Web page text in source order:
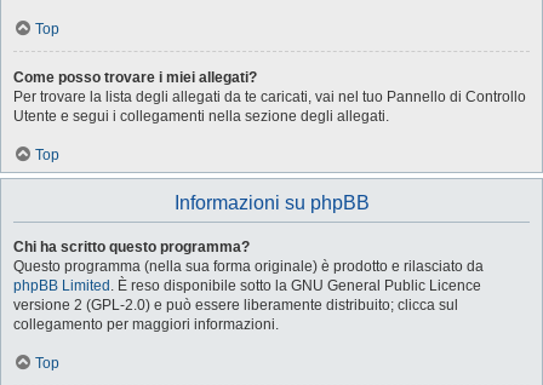
Top
Come posso trovare i miei allegati?
Per trovare la lista degli allegati da te caricati, vai nel tuo Pannello di Controllo
Utente e segui i collegamenti nella sezione degli allegati.
Top
Informazioni su phpBB
Chi ha scritto questo programma?
Questo programma (nella sua forma originale) è prodotto e rilasciato da
phpBB Limited . È reso disponibile sotto la GNU General Public Licence
versione 2 (GPL-2.0) e può essere liberamente distribuito; clicca sul
collegamento per maggiori informazioni.
Top